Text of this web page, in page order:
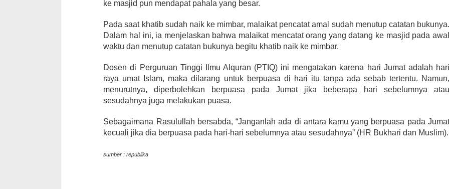
ke masjid pun mendapat pahala yang besar.
Pada saat khatib sudah naik ke mimbar, malaikat pencatat amal sudah menutup catatan bukunya.
Dalam hal ini, ia menjelaskan bahwa malaikat mencatat orang yang datang ke masjid pada awal
waktu dan menutup catatan bukunya begitu khatib naik ke mimbar.
Dosen di Perguruan Tinggi Ilmu Alquran (PTIQ) ini mengatakan karena hari Jumat adalah hari
raya umat Islam, maka dilarang untuk berpuasa di hari itu tanpa ada sebab tertentu. Namun,
menurutnya, diperbolehkan berpuasa pada Jumat jika beberapa hari sebelumnya atau
sesudahnya juga melakukan puasa.
Sebagaimana Rasulullah bersabda, “Janganlah ada di antara kamu yang berpuasa pada Jumat
kecuali jika dia berpuasa pada hari-hari sebelumnya atau sesudahnya” (HR Bukhari dan Muslim).
sumber : republika